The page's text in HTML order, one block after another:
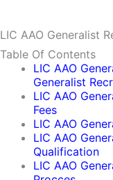
LIC AAO Generalist
Table Of Contents
LIC AAO
Generalist
LIC AAO
Fees
LIC AAO
LIC AAO
Qualification
LIC AAO